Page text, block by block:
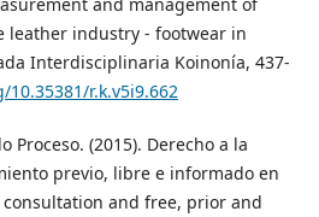
leather industry - footwear in
Interdisciplinaria Koinonía, 437-
r.k.v5i9.662
Proceso. (2015). Derecho a la
previo, libre e informado en
and free, prior and